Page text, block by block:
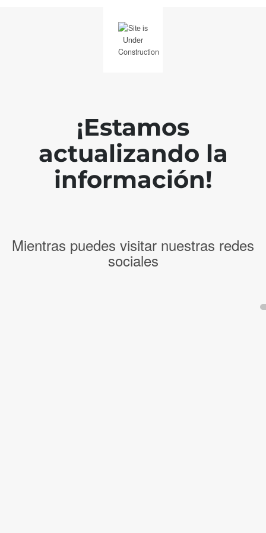
¡Estamos
actualizando la
información!
Mientras puedes visitar nuestras redes
sociales